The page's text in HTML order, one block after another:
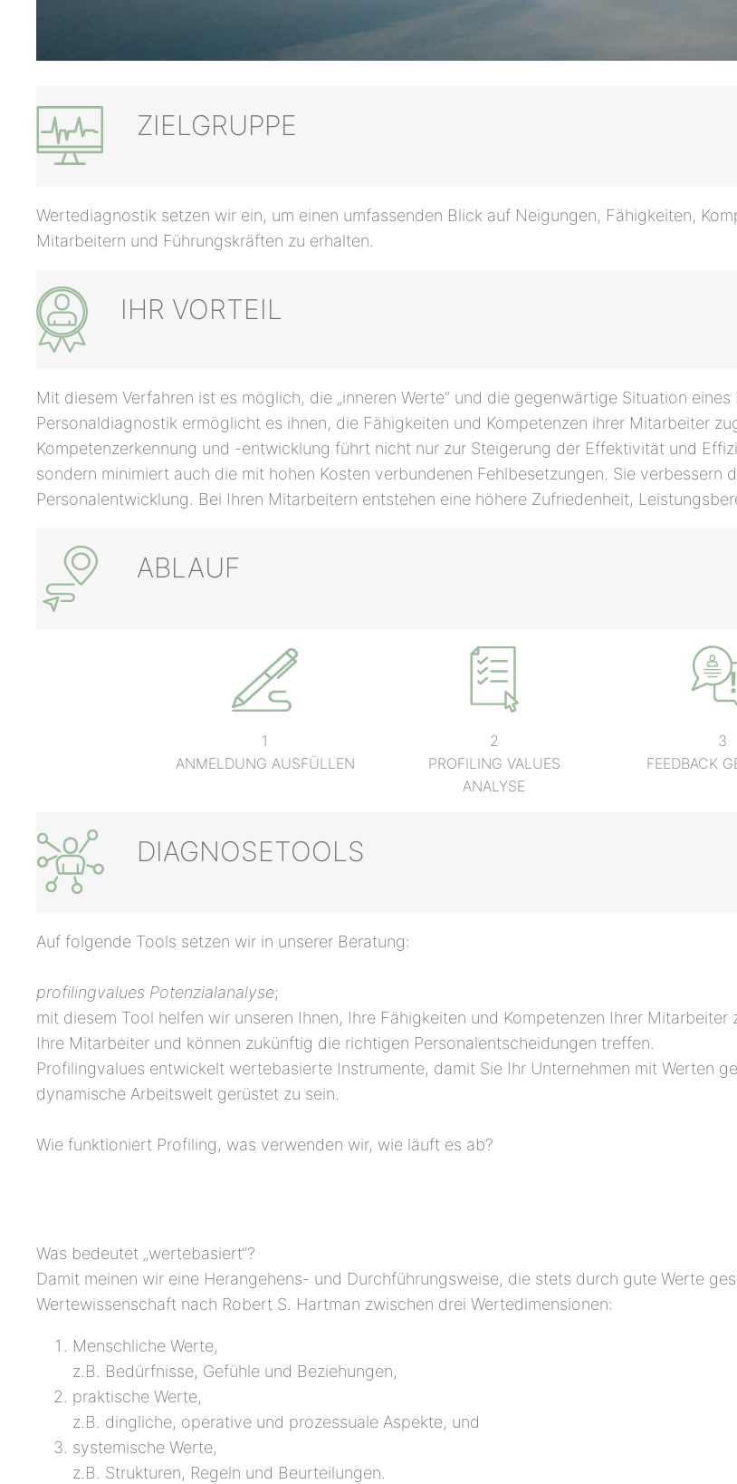
ZIELGRUPPE
Wertediagnostik setzen wir ein, um einen umfassenden Blick auf Neigungen, Fähigkeiten,
Mitarbeitern und Führungskräften zu erhalten.
IHR VORTEIL
Mit diesem Verfahren ist es möglich, die „inneren Werte“ und die gegenwärtige Situation
Personaldiagnostik ermöglicht es ihnen, die Fähigkeiten und Kompetenzen ihrer Mitarbeiter
Kompetenzerkennung und -entwicklung führt nicht nur zur Steigerung der Effektivität und
sondern minimiert auch die mit hohen Kosten verbundenen Fehlbesetzungen. Sie verbessern
Personalentwicklung. Bei Ihren Mitarbeitern entstehen eine höhere Zufriedenheit,
ABLAUF
1
ANMELDUNG AUSFÜLLEN
2
PROFILING VALUES
ANALYSE
3
FEEDBACK
DIAGNOSETOOLS
Auf folgende Tools setzen wir in unserer Beratung:
profilingvalues Potenzialanalyse;
mit diesem Tool helfen wir unseren Ihnen, Ihre Fähigkeiten und Kompetenzen Ihrer
Ihre Mitarbeiter und können zukünftig die richtigen Personalentscheidungen treffen.
Profilingvalues entwickelt wertebasierte Instrumente, damit Sie Ihr Unternehmen mit Werten
dynamische Arbeitswelt gerüstet zu sein.
Wie funktioniert Profiling, was verwenden wir, wie läuft es ab?
Was bedeutet „wertebasiert“?
Damit meinen wir eine Herangehens- und Durchführungsweise, die stets durch gute Werte
Wertewissenschaft nach Robert S. Hartman zwischen drei Wertedimensionen:
Menschliche Werte,
z.B. Bedürfnisse, Gefühle und Beziehungen,
praktische Werte,
z.B. dingliche, operative und prozessuale Aspekte, und
systemische Werte,
z.B. Strukturen, Regeln und Beurteilungen.